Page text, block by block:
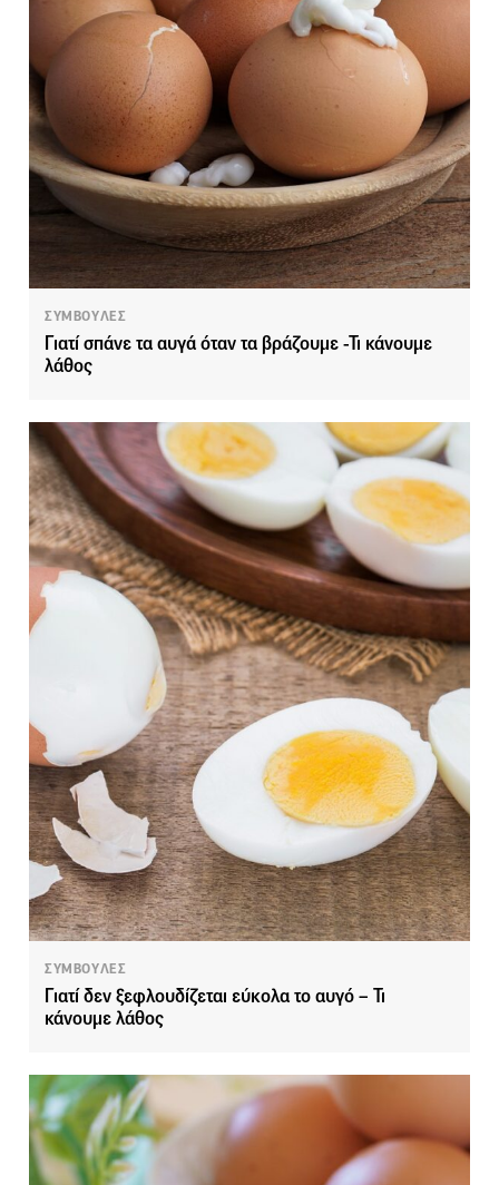
ΣΥΜΒΟΥΛΕΣ
Γιατί σπάνε τα αυγά όταν τα βράζουμε -Τι κάνουμε
λάθος
ΣΥΜΒΟΥΛΕΣ
Γιατί δεν ξεφλουδίζεται εύκολα το αυγό – Τι
κάνουμε λάθος